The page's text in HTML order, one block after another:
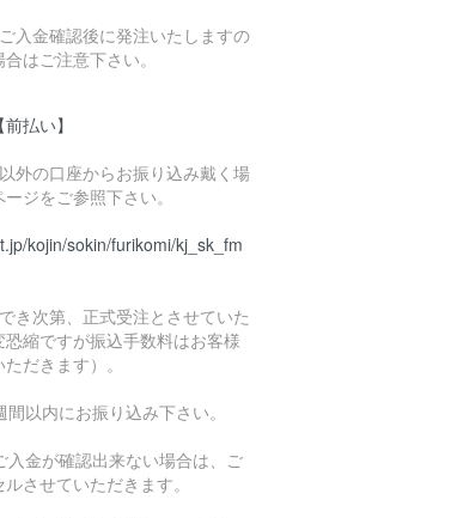
入金確認後に発注いたしますの
はご注意下さい。
払い】
外の口座からお振り込み戴く場
ジをご参照下さい。
kojin/sokin/furikomi/kj_sk_fm
き次第、正式受注とさせていた
縮ですが振込手数料はお客様
だきます）。
以内にお振り込み下さい。
入金が確認出来ない場合は、ご
させていただきます。